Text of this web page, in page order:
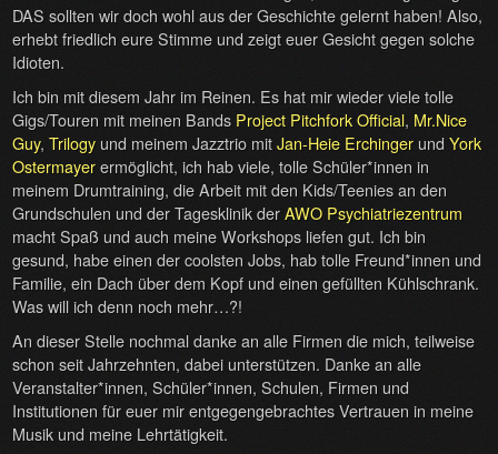
DAS sollten wir doch wohl aus der Geschichte gelernt haben! Also,
erhebt friedlich eure Stimme und zeigt euer Gesicht gegen solche
Idioten.
Ich bin mit diesem Jahr im Reinen. Es hat mir wieder viele tolle
Gigs/Touren mit meinen Bands Project Pitchfork Official, Mr.Nice
Guy,Trilogy und meinem Jazztrio mitJan-Heie Erchinger undYork
Ostermayerermöglicht, ich hab viele, tolle Schüler*innen in
meinem Drumtraining, die Arbeit mit den Kids/Teenies an den
Grundschulen und der Tagesklinik derAWO Psychiatriezentrum
macht Spaß und auch meine Workshops liefen gut. Ich bin
gesund, habe einen der coolsten Jobs, hab tolle Freund*innen und
Familie, ein Dach über dem Kopf und einen gefüllten Kühlschrank.
Was will ich denn noch mehr…?!
An dieser Stelle nochmal danke an alle Firmen die mich, teilweise
schon seit Jahrzehnten, dabei unterstützen. Danke an alle
Veranstalter*innen, Schüler*innen, Schulen, Firmen und
Institutionen für euer mir entgegengebrachtes Vertrauen in meine
Musik und meine Lehrtätigkeit.